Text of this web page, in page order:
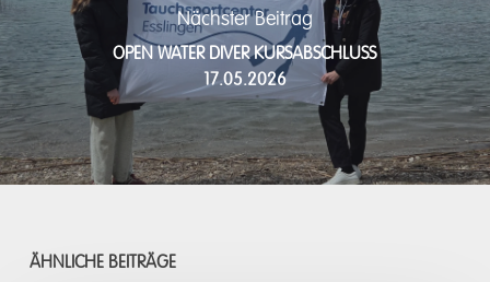
Nächster Beitrag
OPEN WATER DIVER KURSABSCHLUSS
17.05.2026
ÄHNLICHE BEITRÄGE